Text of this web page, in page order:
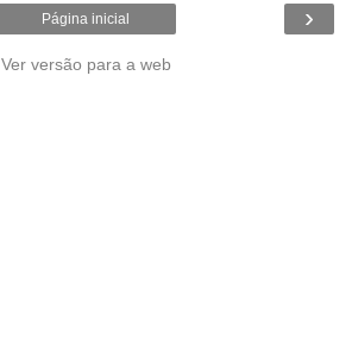
›
Página inicial
Ver versão para a web